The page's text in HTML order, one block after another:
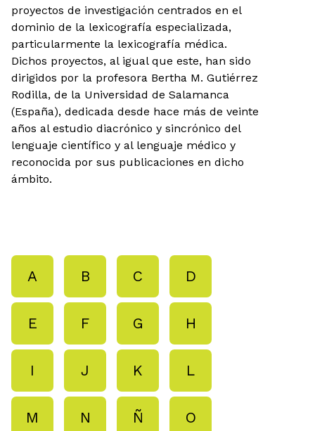
proyectos de investigación centrados en el
dominio de la lexicografía especializada,
particularmente la lexicografía médica.
Dichos proyectos, al igual que este, han sido
dirigidos por la profesora Bertha M. Gutiérrez
Rodilla, de la Universidad de Salamanca
(España), dedicada desde hace más de veinte
años al estudio diacrónico y sincrónico del
lenguaje científico y al lenguaje médico y
reconocida por sus publicaciones en dicho
ámbito.
A B C D
E F G H
I J K L
M N Ñ O